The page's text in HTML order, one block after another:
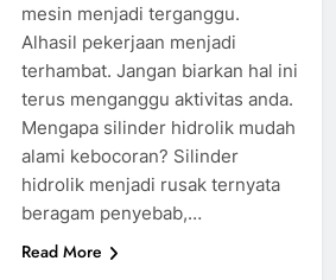
mesin menjadi terganggu.
Alhasil pekerjaan menjadi
terhambat. Jangan biarkan hal ini
terus menganggu aktivitas anda.
Mengapa silinder hidrolik mudah
alami kebocoran? Silinder
hidrolik menjadi rusak ternyata
beragam penyebab,…
Read More